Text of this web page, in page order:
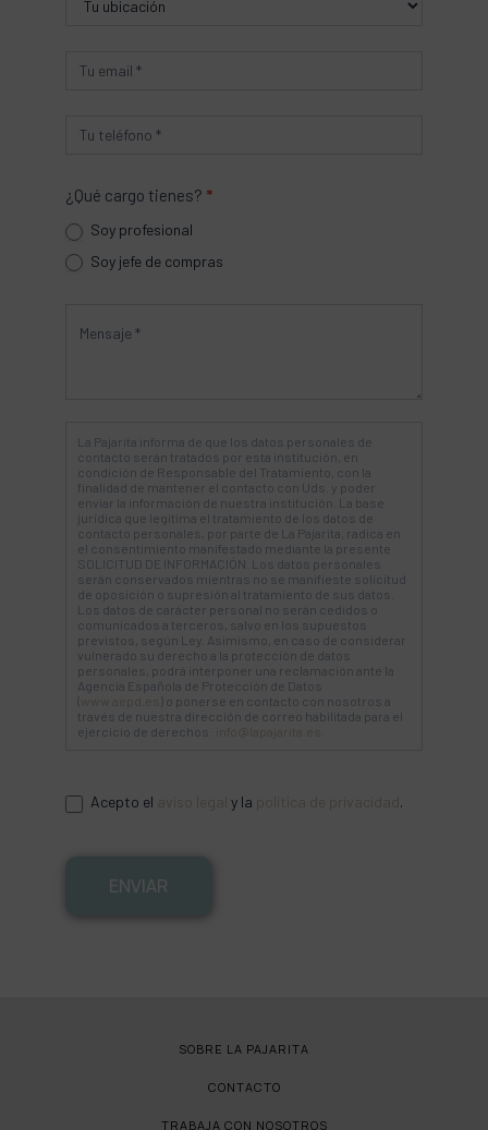
¿Qué cargo tienes? *
Soy profesional
Soy jefe de compras
La Pajarita informa de que los datos personales de
contacto serán tratados por esta institución, en
condición de Responsable del Tratamiento, con la
finalidad de mantener el contacto con Uds. y poder
enviar la información de nuestra institución. La base
jurídica que legitima el tratamiento de los datos de
contacto personales, por parte de La Pajarita, radica en
el consentimiento manifestado mediante la presente
SOLICITUD DE INFORMACIÓN. Los datos personales
serán conservados mientras no se manifieste solicitud
de oposición o supresión al tratamiento de sus datos.
Los datos de carácter personal no serán cedidos o
comunicados a terceros, salvo en los supuestos
previstos, según Ley. Asimismo, en caso de considerar
vulnerado su derecho a la protección de datos
personales, podrá interponer una reclamación ante la
Agencia Española de Protección de Datos
(
) o ponerse en contacto con nosotros a
través de nuestra dirección de correo habilitada para el
ejercicio de derechos:
Acepto el y la .
ENVIAR
SOBRE LA PAJARITA
CONTACTO
TRABAJA CON NOSOTROS